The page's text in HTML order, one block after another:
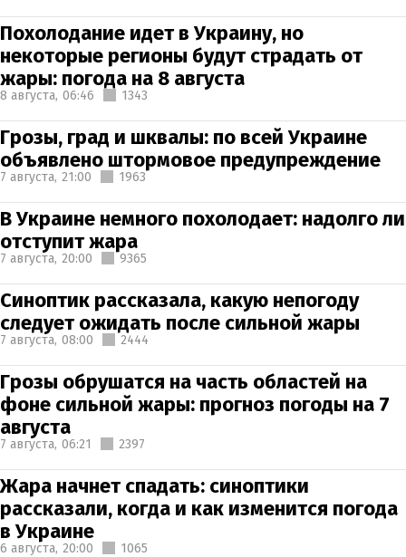
Похолодание идет в Украину, но
некоторые регионы будут страдать от
жары: погода на 8 августа
8 августа, 06:46 1343
Грозы, град и шквалы: по всей Украине
объявлено штормовое предупреждение
7 августа, 21:00 1963
В Украине немного похолодает: надолго ли
отступит жара
7 августа, 20:00 9365
Синоптик рассказала, какую непогоду
следует ожидать после сильной жары
7 августа, 08:00 2444
Грозы обрушатся на часть областей на
фоне сильной жары: прогноз погоды на 7
августа
7 августа, 06:21 2397
Жара начнет спадать: синоптики
рассказали, когда и как изменится погода
в Украине
6 августа, 20:00 1065